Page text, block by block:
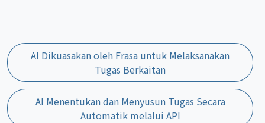
AI Dikuasakan oleh Frasa untuk Melaksanakan
Tugas Berkaitan
AI Menentukan dan Menyusun Tugas Secara
Automatik melalui API